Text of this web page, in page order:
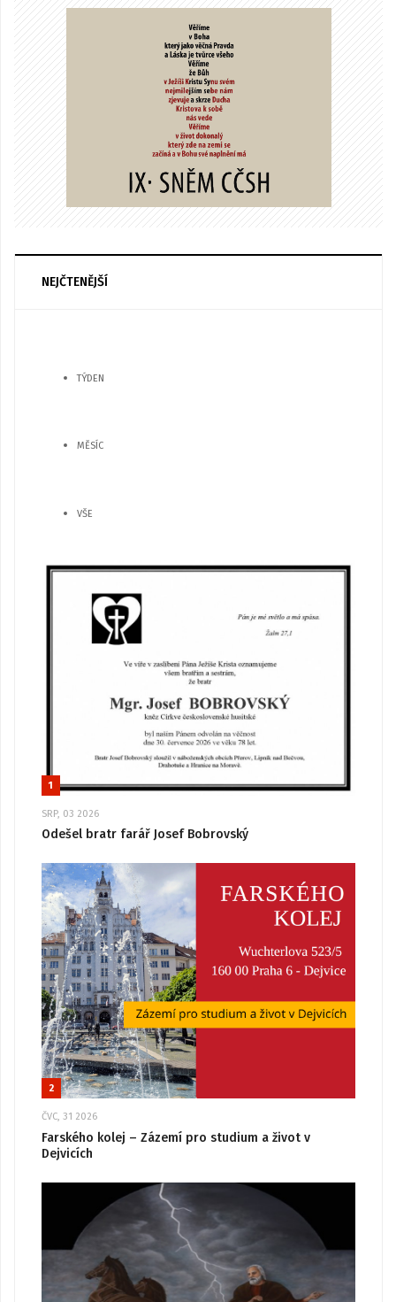
NEJČTENĚJŠÍ
TÝDEN
MĚSÍC
VŠE
1
SRP, 03 2026
Odešel bratr farář Josef Bobrovský
2
ČVC, 31 2026
Farského kolej – Zázemí pro studium a život v
Dejvicích